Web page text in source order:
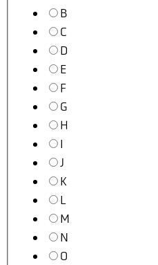
B
C
D
E
F
G
H
I
J
K
L
M
N
O